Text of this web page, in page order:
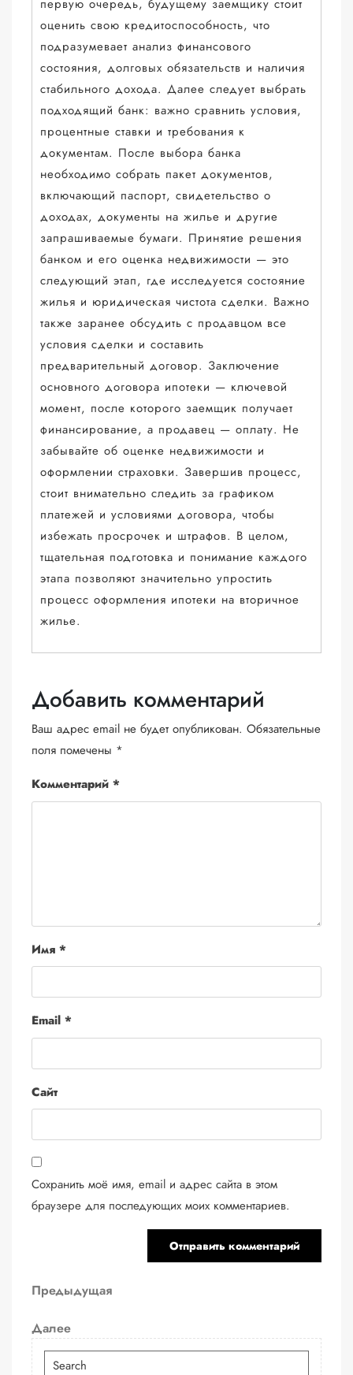
первую очередь, будущему заемщику стоит
оценить свою кредитоспособность, что
подразумевает анализ финансового
состояния, долговых обязательств и наличия
стабильного дохода. Далее следует выбрать
подходящий банк: важно сравнить условия,
процентные ставки и требования к
документам. После выбора банка
необходимо собрать пакет документов,
включающий паспорт, свидетельство о
доходах, документы на жилье и другие
запрашиваемые бумаги. Принятие решения
банком и его оценка недвижимости — это
следующий этап, где исследуется состояние
жилья и юридическая чистота сделки. Важно
также заранее обсудить с продавцом все
условия сделки и составить
предварительный договор. Заключение
основного договора ипотеки — ключевой
момент, после которого заемщик получает
финансирование, а продавец — оплату. Не
забывайте об оценке недвижимости и
оформлении страховки. Завершив процесс,
стоит внимательно следить за графиком
платежей и условиями договора, чтобы
избежать просрочек и штрафов. В целом,
тщательная подготовка и понимание каждого
этапа позволяют значительно упростить
процесс оформления ипотеки на вторичное
жилье.
Добавить комментарий
Ваш адрес email не будет опубликован. Обязательные
поля помечены *
Комментарий *
Имя *
Email *
Сайт
Сохранить моё имя, email и адрес сайта в этом
браузере для последующих моих комментариев.
Навигация
по
записям
Предыдущая
Предыдущая
Следующая
запись
Далее
Искать: